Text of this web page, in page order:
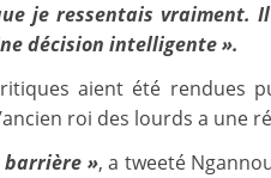
je ressentais vraiment.
décision intelligente ».
aient été rendues
roi des lourds a une
barrière », a tweeté